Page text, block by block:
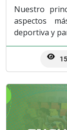
Nuestro
aspectos
deportiva y